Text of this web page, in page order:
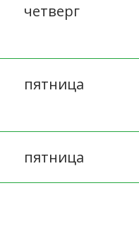
четверг
пятница
пятница